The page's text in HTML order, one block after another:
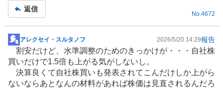
返信
No.4672
掲
板
事
アレクセイ・スルタノフ 2026/5/20 14:29報告
割安だけど、水準調整のためのきっかけが・・・自社株
買いだけで1.5倍も上がる気がしないし。
決算良くて自社株買いも発表されてこんだけしか上がら
ないならあとなんの材料があれば株価は見直されるんだろ